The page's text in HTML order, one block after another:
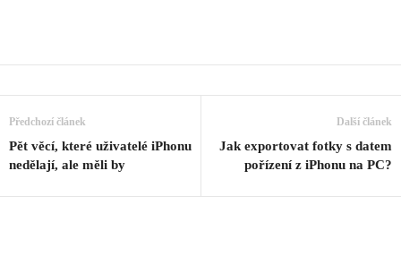
Předchozí článek
Pět věcí, které uživatelé iPhonu
nedělají, ale měli by
Další článek
Jak exportovat fotky s datem
pořízení z iPhonu na PC?